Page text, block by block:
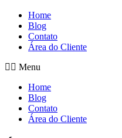
Home
Blog
Contato
Área do Cliente
Menu
Home
Blog
Contato
Área do Cliente